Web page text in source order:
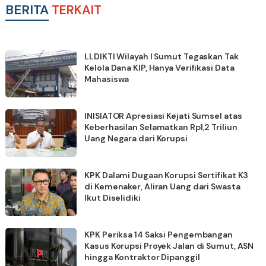
BERITA TERKAIT
LLDIKTI Wilayah I Sumut Tegaskan Tak
Kelola Dana KIP, Hanya Verifikasi Data
Mahasiswa
INISIATOR Apresiasi Kejati Sumsel atas
Keberhasilan Selamatkan Rp1,2 Triliun
Uang Negara dari Korupsi
KPK Dalami Dugaan Korupsi Sertifikat K3
di Kemenaker, Aliran Uang dari Swasta
Ikut Diselidiki
KPK Periksa 14 Saksi Pengembangan
Kasus Korupsi Proyek Jalan di Sumut, ASN
hingga Kontraktor Dipanggil